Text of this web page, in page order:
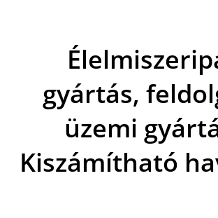
gyártás,
üzemi
Kiszámítható